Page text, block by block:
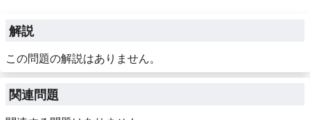
解説
この問題の解説はありません。
関連問題